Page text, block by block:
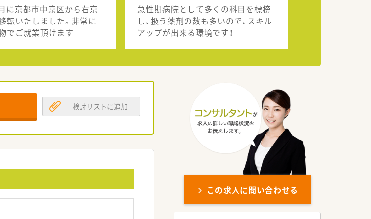
に京都市中京区から右京
転いたしました。非常に
でご就業頂けます
急性期病院として多くの科目を標榜
し、扱う薬剤の数も多いので、スキル
アップが出来る環境です！
検討リストに追加
この求人に問い合わせる